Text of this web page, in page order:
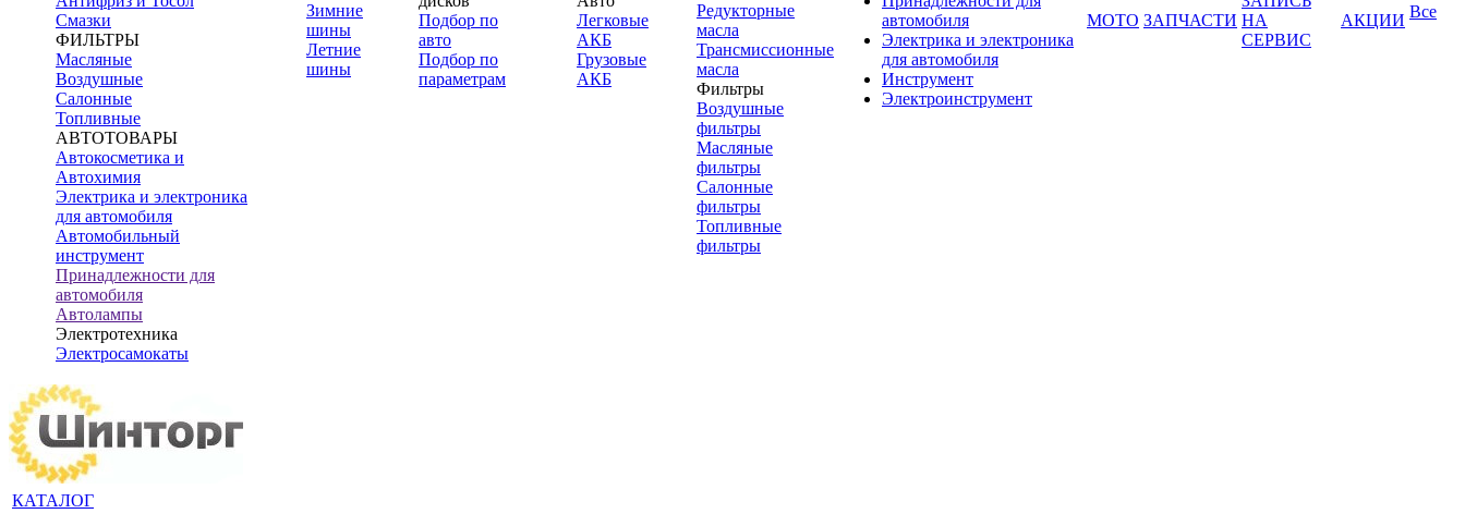
Смазки
ФИЛЬТРЫ
Масляные
Воздушные
Салонные
Топливные
АВТОТОВАРЫ
Автокосметика и
Автохимия
Электрика и электроника
для автомобиля
Автомобильный
инструмент
Принадлежности для
автомобиля
Автолампы
Электротехника
Электросамокаты
Зимние
шины
Летние
шины
Подбор по
авто
Подбор по
параметрам
Легковые
АКБ
Грузовые
АКБ
Редукторные
масла
Трансмиссионные
масла
Фильтры
Воздушные
фильтры
Масляные
фильтры
Салонные
фильтры
Топливные
фильтры
автомобиля
Электрика и электроника
для автомобиля
Инструмент
Электроинструмент
МОТО ЗАПЧАСТИ НА
СЕРВИС
АКЦИИ Все
КАТАЛОГ